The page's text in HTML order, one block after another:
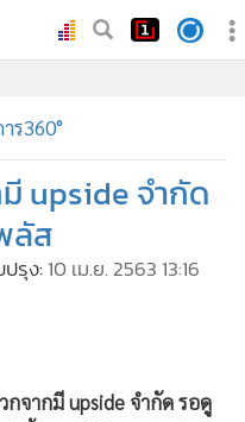
ร360°
upside จำกัด
ลัส
รุง: 10 เม.ย. 2563 13:16
จากมี upside จำกัด รอดู